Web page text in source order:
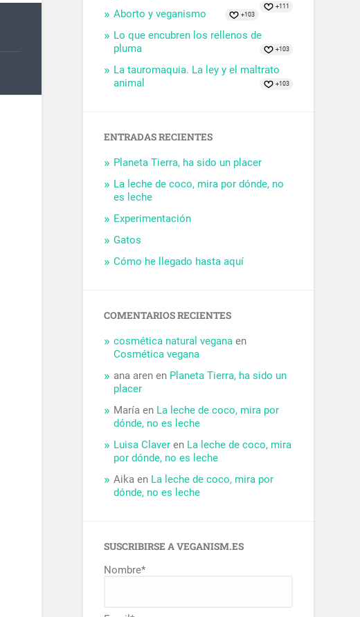
+111
Aborto y veganismo +103
Lo que encubren los rellenos de
pluma
+103
La tauromaquia. La ley y el maltrato
animal
+103
ENTRADAS RECIENTES
Planeta Tierra, ha sido un placer
La leche de coco, mira por dónde, no
es leche
Experimentación
Gatos
Cómo he llegado hasta aquí
COMENTARIOS RECIENTES
cosmética natural vegana en
Cosmética vegana
ana aren en Planeta Tierra, ha sido un
placer
María en La leche de coco, mira por
dónde, no es leche
Luisa Claver en La leche de coco, mira
por dónde, no es leche
Aika en La leche de coco, mira por
dónde, no es leche
SUSCRIBIRSE A VEGANISM.ES
Nombre*